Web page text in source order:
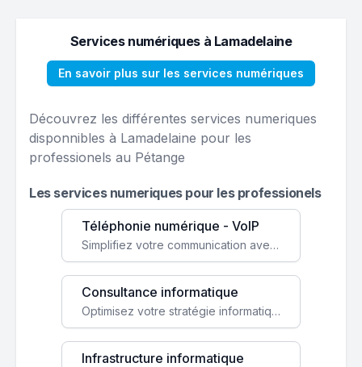
Services numériques à Lamadelaine
En savoir plus sur les services numériques
Découvrez les différentes services numeriques
disponnibles à Lamadelaine pour les
professionels au Pétange
Les services numeriques pour les professionels
Téléphonie numérique - VoIP
Simplifiez votre communication avec une solution VoIP flexible, économique et adaptée à vos besoins professionnels.
Consultance informatique
Optimisez votre stratégie informatique avec l'expertise de nos consultants pour améliorer votre efficacité et sécurité.
Infrastructure informatique